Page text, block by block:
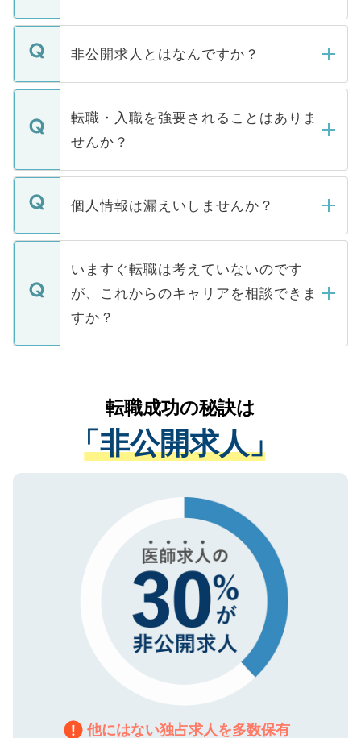
ご登録いただきましたら、弊社担当者がご
登録内容を確認し、その後メールもしくは
ます。通常、5営業日以内にはご連絡をせて
いただきますので、しばらくお待ちくださ
非公開求人とはなんですか？
マイナビDOCTORで取り扱っている求人の
うち約3割は、Webサイトからご覧いただ
けない「非公開求人」です。非公開求人は
下記の理由によって、一般には公開してい
ません。
■応募殺到を避けるため 人気のある医療機
関を公にしてしまうと、応募が殺到する場
に、医療機関が求める条件に合った人材の
みを人材紹介会社に依頼するケースが増え
ています。
転職・入職を強要されることはありま
せんか？
転職・入職を強要することは一切ありませ
ん。また、仮に応募先から内定をいただい
定を承諾する必要はありません。内定先へ
の辞退の連絡はキャリアパートナーが行い
個人情報は漏えいしませんか？
個人情報が漏えいすることはありませんの
で、ご安心ください。当サイトからの登録
などで収集したご登録者様の個人情報は、
ご本人のキャリアアップおよび転職活動の
支援を目的に使用いたします。お預かりし
ているすべての個人データはご本人の許可
は、個人情報の取り扱いについての厳密な
管理基準を満たした事業者のみに付与され
る、プライバシーマークを取得済みです。
で、機密保持に関してもご安心ください。
いますぐ転職は考えていないのです
が、これからのキャリアを相談できま
すか？
かがいして、現在の医療機関の状況や紹介
経験をまじえながら、適切なアドバイスを
させていただきます。すぐにご転職をされ
ない方には、長期的なサポートが可能です
ので、まずはご登録ください。
転職成功の秘訣は
「非公開求人」
他にはない独占求人を多数保有